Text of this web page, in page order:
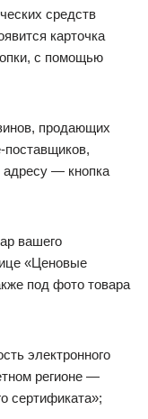
средств
карточка
с помощью
продающих
— кнопка
вашего
«Ценовые
под фото товара
электронного
регионе —
сертификата»;